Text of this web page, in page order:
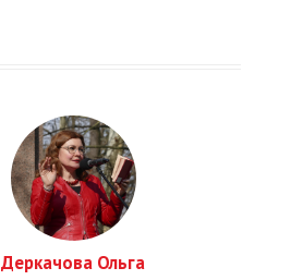
Деркачова Ольга